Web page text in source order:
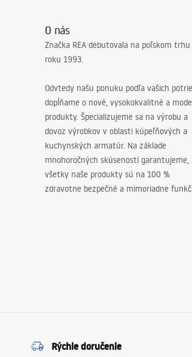
O nás
Značka REA debutovala na poľskom
roku 1993.
Odvtedy našu ponuku podľa vašich
dopĺňame o nové, vysokokvalitné a
produkty. Špecializujeme sa na výrobu a
dovoz výrobkov v oblasti kúpeľňových a
kuchynských armatúr. Na základe
mnohoročných skúseností garantujeme,
všetky naše produkty sú na 100 %
zdravotne bezpečné a mimoriadne
Rýchle doručenie